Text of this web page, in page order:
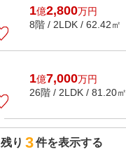
1億2,800万円
8階 / 2LDK / 62.42㎡
1億7,000万円
26階 / 2LDK / 81.20㎡
残り 3件を表示する